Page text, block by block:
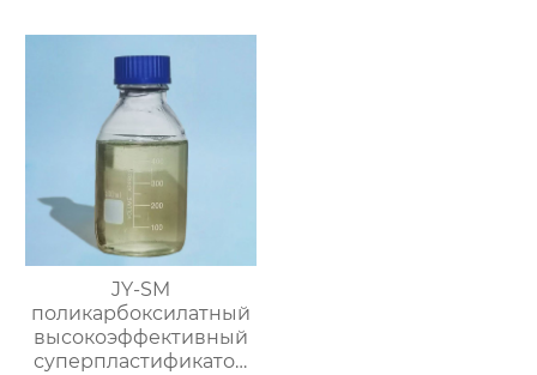
JY-SM
поликарбоксилатный
высокоэффективный
суперпластификатор